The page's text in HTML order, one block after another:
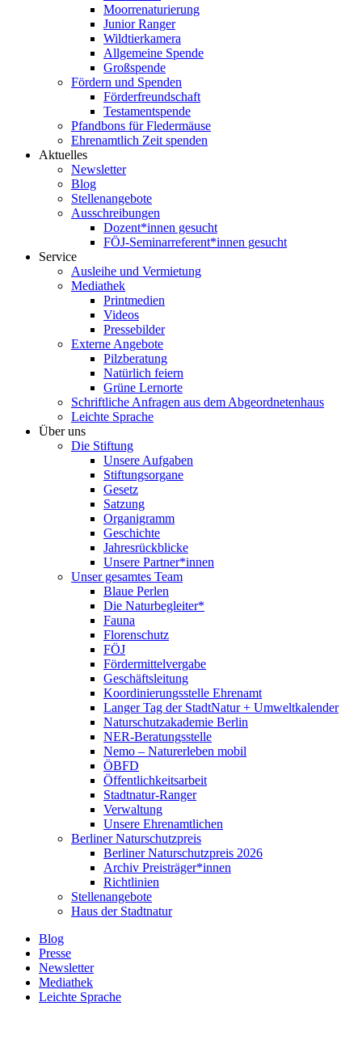
Moorrenaturierung
Junior Ranger
Wildtierkamera
Allgemeine Spende
Großspende
Fördern und Spenden
Förderfreundschaft
Testamentspende
Pfandbons für Fledermäuse
Ehrenamtlich Zeit spenden
Aktuelles
Newsletter
Blog
Stellenangebote
Ausschreibungen
Dozent*innen gesucht
FÖJ-Seminarreferent*innen gesucht
Service
Ausleihe und Vermietung
Mediathek
Printmedien
Videos
Pressebilder
Externe Angebote
Pilzberatung
Natürlich feiern
Grüne Lernorte
Schriftliche Anfragen aus dem Abgeordnetenhaus
Leichte Sprache
Über uns
Die Stiftung
Unsere Aufgaben
Stiftungsorgane
Gesetz
Satzung
Organigramm
Geschichte
Jahresrückblicke
Unsere Partner*innen
Unser gesamtes Team
Blaue Perlen
Die Naturbegleiter*
Fauna
Florenschutz
FÖJ
Fördermittelvergabe
Geschäftsleitung
Koordinierungsstelle Ehrenamt
Langer Tag der StadtNatur + Umweltkalender
Naturschutzakademie Berlin
NER-Beratungsstelle
Nemo – Naturerleben mobil
ÖBFD
Öffentlichkeitsarbeit
Stadtnatur-Ranger
Verwaltung
Unsere Ehrenamtlichen
Berliner Naturschutzpreis
Berliner Naturschutzpreis 2026
Archiv Preisträger*innen
Richtlinien
Stellenangebote
Haus der Stadtnatur
Blog
Presse
Newsletter
Mediathek
Leichte Sprache